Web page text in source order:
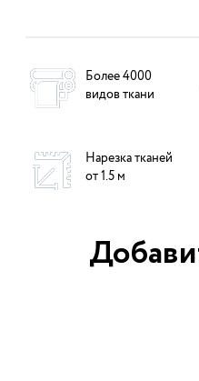
Более 4000
видов ткани
Нарезка тканей
от 1.5 м